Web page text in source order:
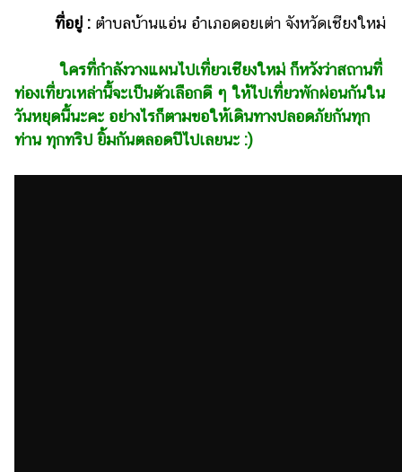
ที่อยู่ : ตำบลบ้านแอ่น อำเภอดอยเต่า จังหวัดเชียงใหม่
ใครที่กำลังวางแผนไปเที่ยวเชียงใหม่ ก็หวังว่าสถานที่
ท่องเที่ยวเหล่านี้จะเป็นตัวเลือกดี ๆ ให้ไปเที่ยวพักผ่อนกันใน
วันหยุดนี้นะคะ อย่างไรก็ตามขอให้เดินทางปลอดภัยกันทุก
ท่าน ทุกทริป ยิ้มกันตลอดปีไปเลยนะ :)